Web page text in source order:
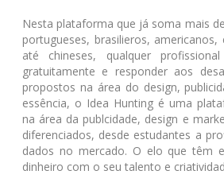
Nesta plataforma que já soma mais
portugueses, brasilieros, americanos,
até chineses, qualquer
gratuitamente e responder aos
propostos na área do design,
essência, o Idea Hunting é uma
na área da publcidade, design e
diferenciados, desde estudantes a
dados no mercado. O elo que têm
dinheiro com o seu talento e